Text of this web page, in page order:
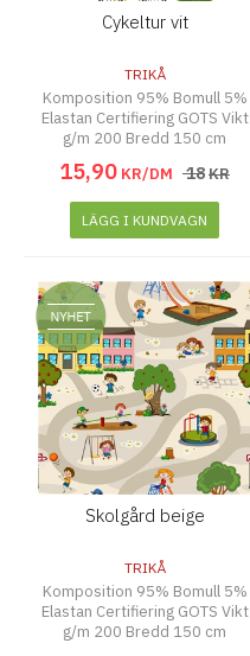
Cykeltur vit
TRIKÅ
Komposition 95% Bomull 5%
Elastan Certifiering GOTS Vikt
g/m 200 Bredd 150 cm
15,90 KR/DM 18KR
LÄGG I KUNDVAGN
Skolgård beige
TRIKÅ
Komposition 95% Bomull 5%
Elastan Certifiering GOTS Vikt
g/m 200 Bredd 150 cm